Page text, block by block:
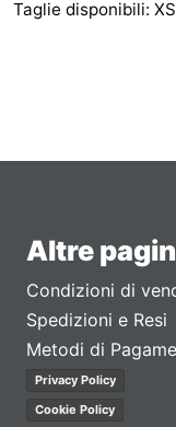
Taglie disponibili:
Altre
Condizioni di
Spedizioni e Resi
Metodi di
Privacy Policy
Cookie Policy